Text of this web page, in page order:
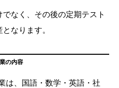
なく、その後の定期テスト
なります。
の内容
は、国語・数学・英語・社